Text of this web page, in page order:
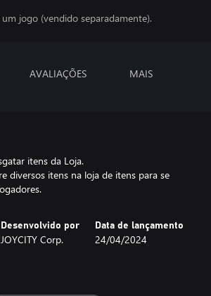
jogo (vendido separadamente).
AVALIAÇÕES MAIS
itens da Loja.
diversos itens na loja de itens para se
Desenvolvido por
JOYCITY Corp.
Data de lançamento
24/04/2024